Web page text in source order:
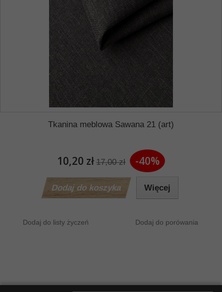
Tkanina meblowa Sawana 21 (art)
10,20 zł 17,00 zł -40%
Dodaj do koszyka Więcej
Dodaj do listy życzeń Dodaj do porówania